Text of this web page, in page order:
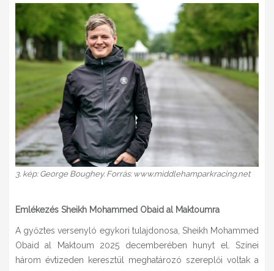
3. kép: George Boughey. Forrás: www.middlehamparkracing.net
Emlékezés Sheikh Mohammed Obaid al Maktoumra
A győztes versenyló egykori tulajdonosa, Sheikh Mohammed
Obaid al Maktoum 2025 decemberében hunyt el. Színei
három évtizeden keresztül meghatározó szereplői voltak a